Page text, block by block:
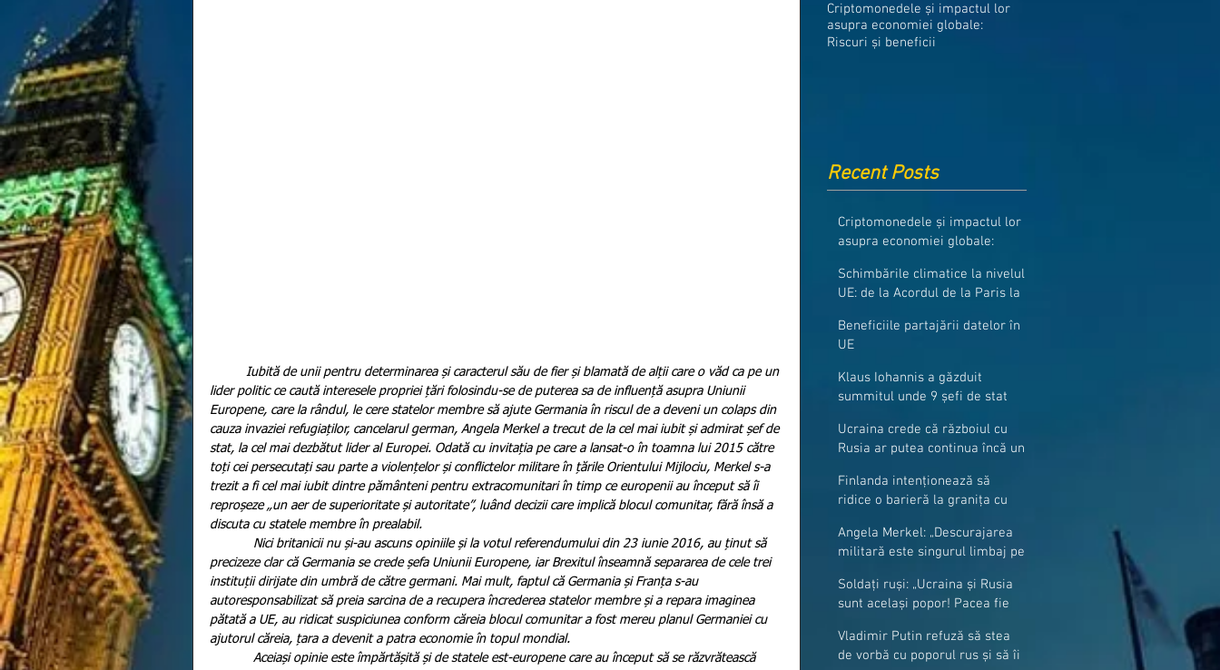
lider politic ce caută interesele propriei țări folosindu-se de puterea sa de influență asupra Uniunii
Europene, care la rândul, le cere statelor membre să ajute Germania în riscul de a deveni un colaps din
cauza invaziei refugiaților, cancelarul german, Angela Merkel a trecut de la cel mai iubit și admirat șef de
stat, la cel mai dezbătut lider al Europei. Odată cu invitația pe care a lansat-o în toamna lui 2015 către
toți cei persecutați sau parte a violențelor și conflictelor militare în țările Orientului Mijlociu, Merkel s-a
trezit a fi cel mai iubit dintre pământeni pentru extracomunitari în timp ce europenii au început să îi
reproșeze „un aer de superioritate și autoritate”, luând decizii care implică blocul comunitar, fără însă a
discuta cu statele membre în prealabil.
precizeze clar că Germania se crede șefa Uniunii Europene, iar Brexitul înseamnă separarea de cele trei
instituții dirijate din umbră de către germani. Mai mult, faptul că Germania și Franța s-au
autoresponsabilizat să preia sarcina de a recupera încrederea statelor membre și a repara imaginea
pătată a UE, au ridicat suspiciunea conform căreia blocul comunitar a fost mereu planul Germaniei cu
ajutorul căreia, țara a devenit a patra economie în topul mondial.
Criptomonedele și impactul lor
asupra economiei globale:
Riscuri și beneficii
Recent Posts
Criptomonedele și impactul lor
asupra economiei globale:
Schimbările climatice la nivelul
UE: de la Acordul de la Paris la
Beneficiile partajării datelor în
UE
Klaus Iohannis a găzduit
summitul unde 9 șefi de stat
granițe
Ucraina crede că războiul cu
Rusia ar putea continua încă un
Finlanda intenționează să
ridice o barieră la granița cu
Angela Merkel: „Descurajarea
militară este singurul limbaj pe
Soldați ruși: „Ucraina și Rusia
sunt același popor! Pacea fie
Vladimir Putin refuză să stea
de vorbă cu poporul rus și să îi